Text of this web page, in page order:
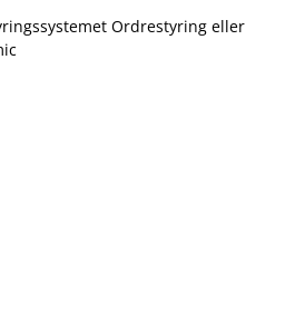
Ordrestyring eller